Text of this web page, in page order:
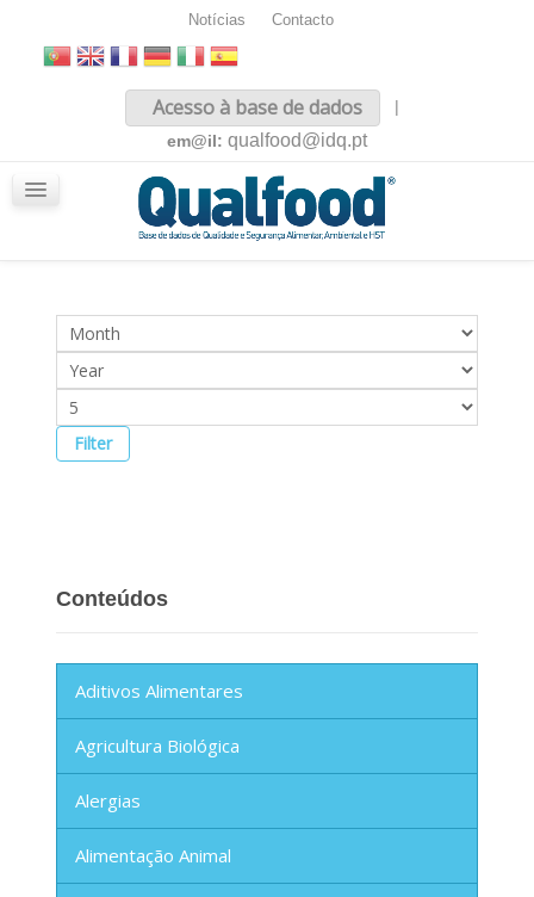
Notícias Contacto
Acesso à base de dados
|
em@il: qualfood@idq.pt
Filter
Conteúdos
Aditivos Alimentares
Agricultura Biológica
Alergias
Alimentação Animal